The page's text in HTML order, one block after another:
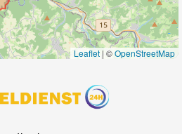
Leaflet | ©OpenStreetMap